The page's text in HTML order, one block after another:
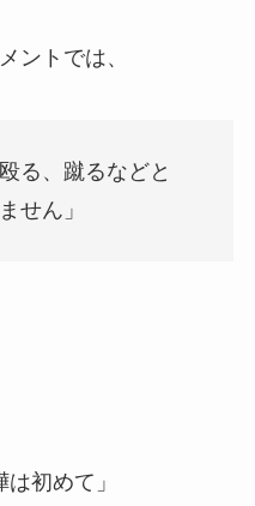
ントでは、
る、蹴るなどと
せん」
初めて」